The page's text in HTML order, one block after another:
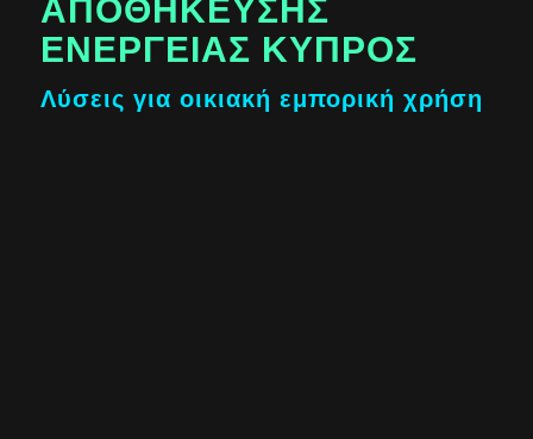
ΑΠΟΘΉΚΕΥΣΗΣ
ΕΝΈΡΓΕΙΑΣ ΚΎΠΡΟΣ
Λύσεις για οικιακή εμπορική χρήση